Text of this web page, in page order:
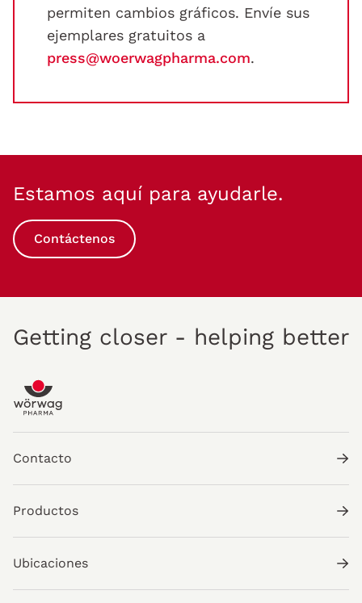
permiten cambios gráficos. Envíe sus
ejemplares gratuitos a
press@woerwagpharma.com.
Estamos aquí para ayudarle.
Contáctenos
Getting closer - helping better
Contacto
Productos
Ubicaciones